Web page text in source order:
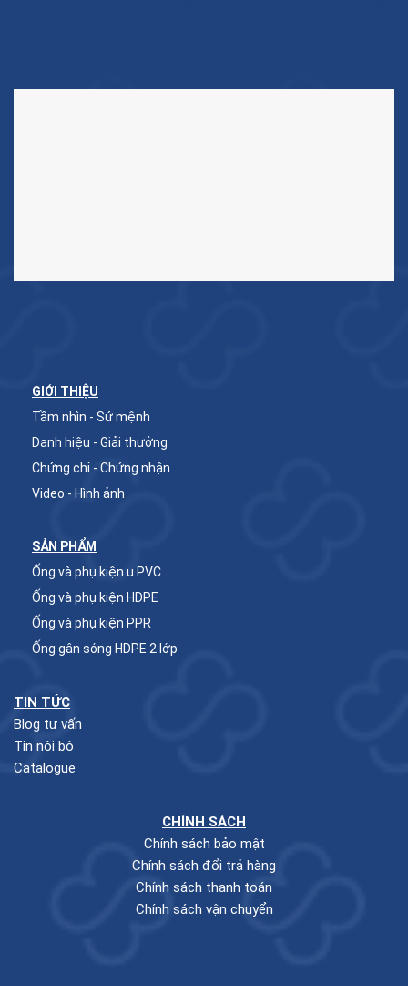
GIỚI THIỆU
Tầm nhìn - Sứ mệnh
Danh hiệu - Giải thưởng
Chứng chỉ - Chứng nhận
Video - Hình ảnh
SẢN PHẨM
Ống và phụ kiện u.PVC
Ống và phụ kiện HDPE
Ống và phụ kiện PPR
Ống gân sóng HDPE 2 lớp
TIN TỨC
Blog tư vấn
Tin nội bộ
Catalogue
CHÍNH SÁCH
Chính sách bảo mật
Chính sách đổi trả hàng
Chính sách thanh toán
Chính sách vận chuyển